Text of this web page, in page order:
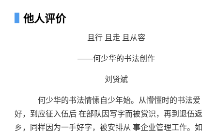
他人评价
且行 且走 且从容
——何少华的书法创作
刘贤斌
何少华的书法情愫自少年始。从懵懂时的书法爱
好，到应征入伍后 在部队因写字而被赏识，再到退伍返
乡，同样因为一手好字，被安排从 事企业管理工作。如